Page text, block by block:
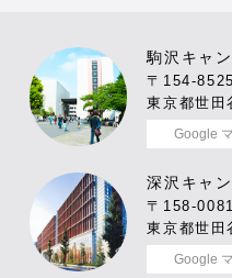
駒沢キャ
〒154-8525
東京都世田
Google
深沢キャ
〒158-0081
東京都世田
Google